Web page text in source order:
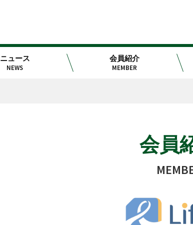
ニュース
NEWS
会員紹介
MEMBER
会員